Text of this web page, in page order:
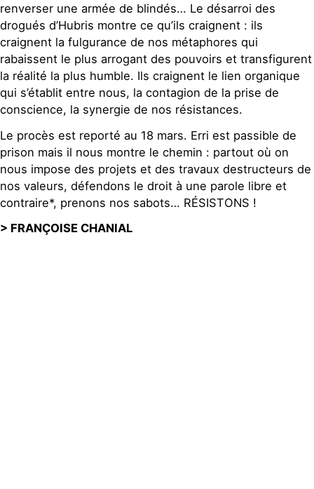
renverser une armée de blindés… Le désarroi des
drogués d’Hubris montre ce qu’ils craignent : ils
craignent la fulgurance de nos métaphores qui
rabaissent le plus arrogant des pouvoirs et transfigurent
la réalité la plus humble. Ils craignent le lien organique
qui s’établit entre nous, la contagion de la prise de
conscience, la synergie de nos résistances.
Le procès est reporté au 18 mars. Erri est passible de
prison mais il nous montre le chemin : partout où on
nous impose des projets et des travaux destructeurs de
nos valeurs, défendons le droit à une parole libre et
contraire*, prenons nos sabots… RÉSISTONS !
> FRANÇOISE CHANIAL